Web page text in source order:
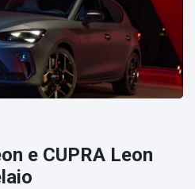
e CUPRA Leon